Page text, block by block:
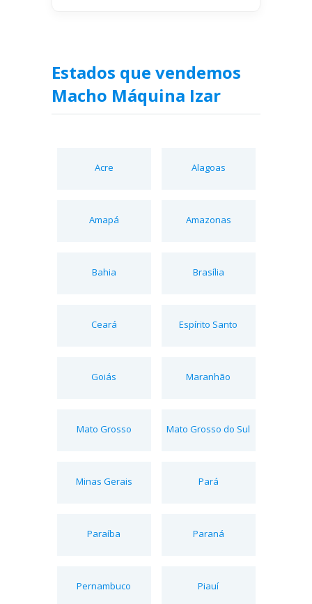
Estados que vendemos
Macho Máquina Izar
Acre Alagoas
Amapá Amazonas
Bahia Brasília
Ceará Espírito Santo
Goiás Maranhão
Mato Grosso Mato Grosso do Sul
Minas Gerais Pará
Paraíba Paraná
Pernambuco Piauí